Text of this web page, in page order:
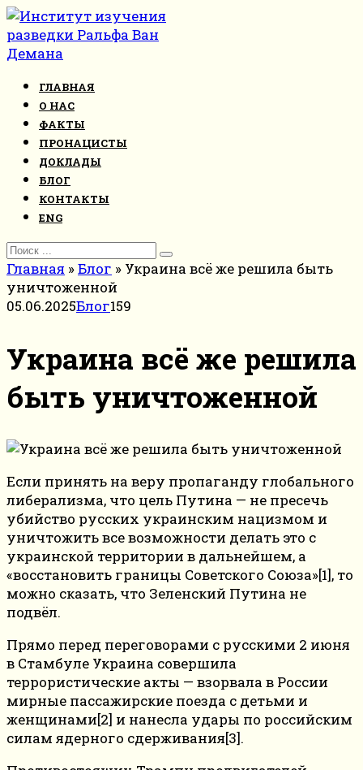
Перейти
к
контенту
ГЛАВНАЯ
О НАС
ФАКТЫ
ПРОНАЦИСТЫ
ДОКЛАДЫ
БЛОГ
КОНТАКТЫ
ENG
Search
for:
Главная »Блог » Украина всё же решила быть
уничтоженной
05.06.2025Блог159
Украина всё же решила
быть уничтоженной
Если принять на веру пропаганду глобального
либерализма, что цель Путина — не пресечь
убийство русских украинским нацизмом и
уничтожить все возможности делать это с
украинской территории в дальнейшем, а
«восстановить границы Советского Союза»[1], то
можно сказать, что Зеленский Путина не
подвёл.
Прямо перед переговорами с русскими 2 июня
в Стамбуле Украина совершила
террористические акты — взорвала в России
мирные пассажирские поезда с детьми и
женщинами[2] и нанесла удары по российским
силам ядерного сдерживания[3].